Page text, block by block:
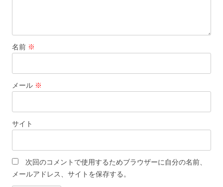
名前 ※
メール ※
サイト
次回のコメントで使用するためブラウザーに自分の名前、
メールアドレス、サイトを保存する。